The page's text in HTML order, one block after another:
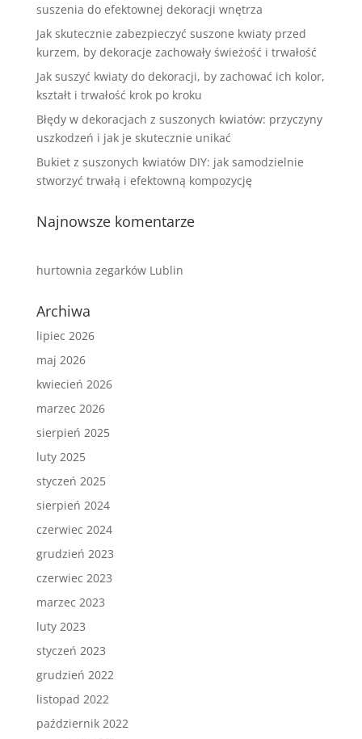
suszenia do efektownej dekoracji wnętrza
Jak skutecznie zabezpieczyć suszone kwiaty przed
kurzem, by dekoracje zachowały świeżość i trwałość
Jak suszyć kwiaty do dekoracji, by zachować ich kolor,
kształt i trwałość krok po kroku
Błędy w dekoracjach z suszonych kwiatów: przyczyny
uszkodzeń i jak je skutecznie unikać
Bukiet z suszonych kwiatów DIY: jak samodzielnie
stworzyć trwałą i efektowną kompozycję
Najnowsze komentarze
hurtownia zegarków Lublin
Archiwa
lipiec 2026
maj 2026
kwiecień 2026
marzec 2026
sierpień 2025
luty 2025
styczeń 2025
sierpień 2024
czerwiec 2024
grudzień 2023
czerwiec 2023
marzec 2023
luty 2023
styczeń 2023
grudzień 2022
listopad 2022
październik 2022